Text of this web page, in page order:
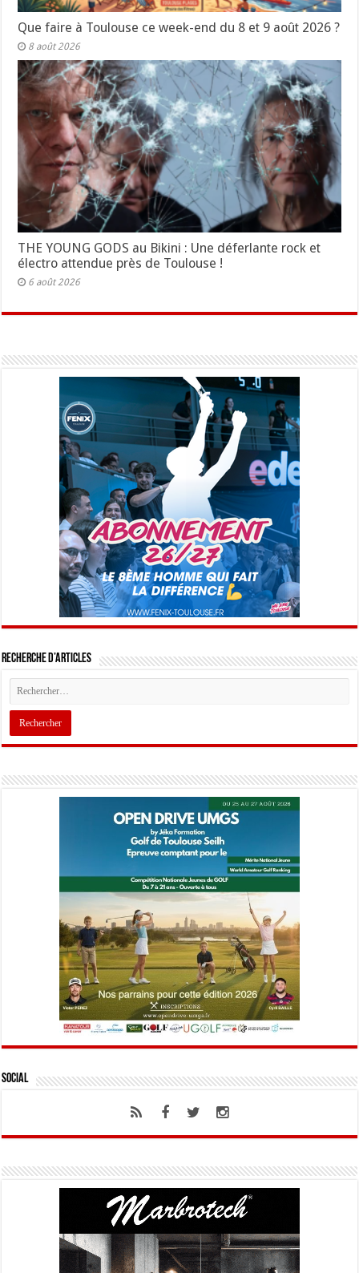
Que faire à Toulouse ce week-end du 8 et 9 août 2026 ?
8 août 2026
THE YOUNG GODS au Bikini : Une déferlante rock et
électro attendue près de Toulouse !
6 août 2026
Recherche d’articles
Social